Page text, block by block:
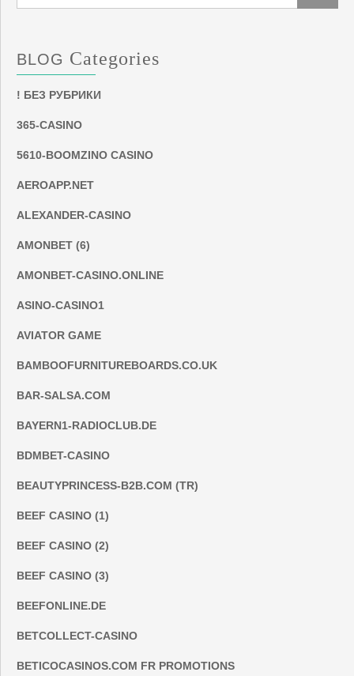
BLOG Categories
! БЕЗ РУБРИКИ
365-CASINO
5610-BOOMZINO CASINO
AEROAPP.NET
ALEXANDER-CASINO
AMONBET (6)
AMONBET-CASINO.ONLINE
ASINO-CASINO1
AVIATOR GAME
BAMBOOFURNITUREBOARDS.CO.UK
BAR-SALSA.COM
BAYERN1-RADIOCLUB.DE
BDMBET-CASINO
BEAUTYPRINCESS-B2B.COM (TR)
BEEF CASINO (1)
BEEF CASINO (2)
BEEF CASINO (3)
BEEFONLINE.DE
BETCOLLECT-CASINO
BETICOCASINOS.COM FR PROMOTIONS